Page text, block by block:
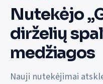
Nutekėjo
dirželių
medžiagos
Nauji nutekėjimai